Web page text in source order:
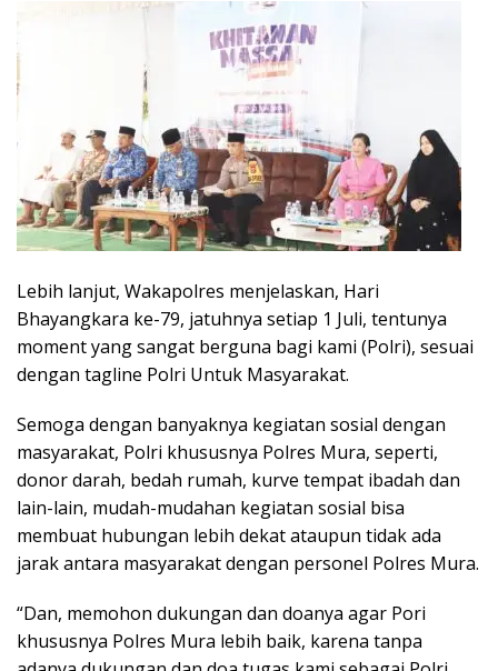
Lebih lanjut, Wakapolres menjelaskan, Hari
Bhayangkara ke-79, jatuhnya setiap 1 Juli, tentunya
moment yang sangat berguna bagi kami (Polri), sesuai
dengan tagline Polri Untuk Masyarakat.
Semoga dengan banyaknya kegiatan sosial dengan
masyarakat, Polri khususnya Polres Mura, seperti,
donor darah, bedah rumah, kurve tempat ibadah dan
lain-lain, mudah-mudahan kegiatan sosial bisa
membuat hubungan lebih dekat ataupun tidak ada
jarak antara masyarakat dengan personel Polres Mura.
“Dan, memohon dukungan dan doanya agar Pori
khususnya Polres Mura lebih baik, karena tanpa